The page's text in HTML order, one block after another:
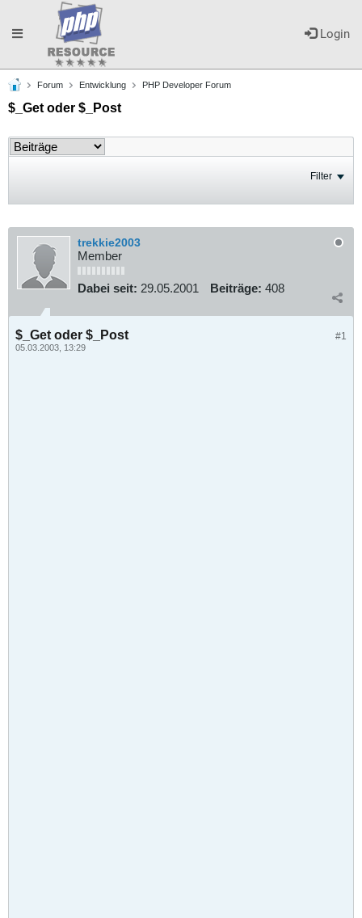
Login
Toggle
navigation
Forum Entwicklung PHP Developer Forum
$_Get oder $_Post
Filter
trekkie2003
Member
Dabei seit: 29.05.2001 Beiträge: 408
#1
$_Get oder $_Post
05.03.2003, 13:29